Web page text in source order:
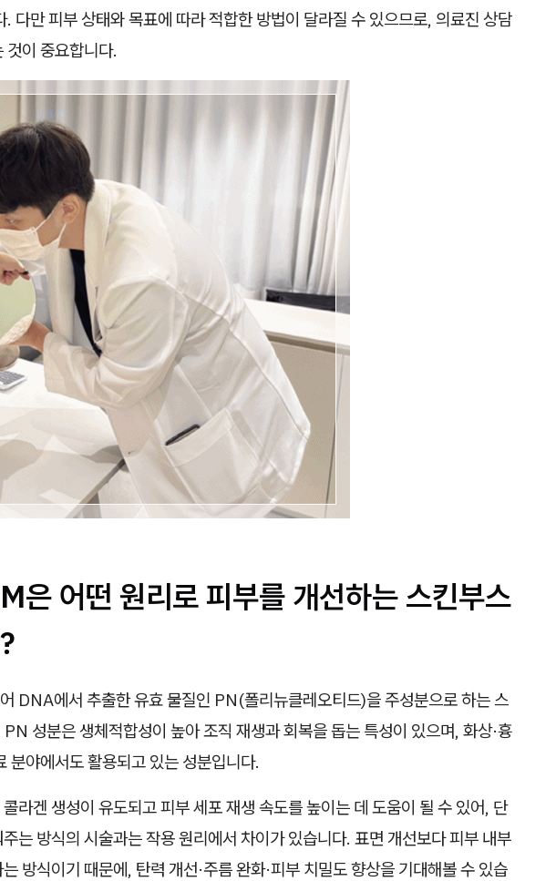
. 다만 피부 상태와 목표에 따라 적합한 방법이 달라질 수 있으므로, 의료진 상담
것이 중요합니다.
은 어떤 원리로 피부를 개선하는 스킨부스
DNA에서 추출한 유효 물질인 PN(폴리뉴클레오티드)을 주성분으로 하는 스
성분은 생체적합성이 높아 조직 재생과 회복을 돕는 특성이 있으며, 화상·흉
분야에서도 활용되고 있는 성분입니다.
라겐 생성이 유도되고 피부 세포 재생 속도를 높이는 데 도움이 될 수 있어, 단
는 방식의 시술과는 작용 원리에서 차이가 있습니다. 표면 개선보다 피부 내부
방식이기 때문에, 탄력 개선·주름 완화·피부 치밀도 향상을 기대해볼 수 있습